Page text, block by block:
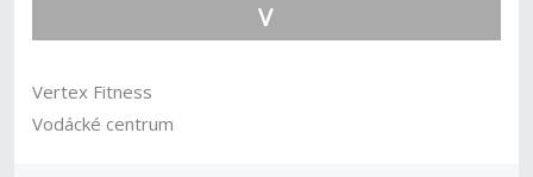
V
Vertex Fitness
Vodácké centrum